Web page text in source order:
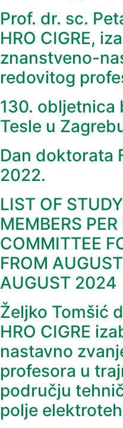
Prof. dr. sc.
HRO CIGRE,
znanstveno-
redovitog
130. obljetnica
Tesle u
Dan doktorata
2022.
LIST OF
MEMBERS
COMMITTEE
FROM
AUGUST 2024
Željko Tomšić
HRO CIGRE
nastavno
profesora u
području
polje